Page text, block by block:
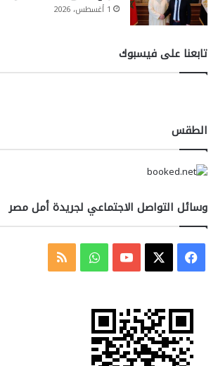
1 أغسطس، 2026
تابعنا على فيسبوك
الطقس
وسائل التواصل الاجتماعي لجريدة أمل مصر
فيسبوك ‫YouTubeواتسابملخص